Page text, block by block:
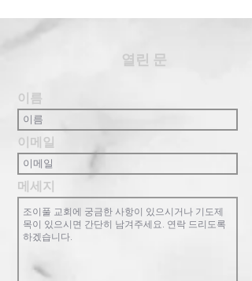
​열린 문
이름
이메일
메세지